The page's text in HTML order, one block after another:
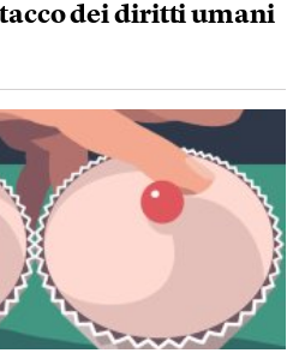
dei diritti umani